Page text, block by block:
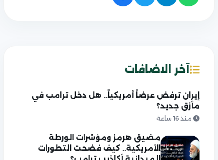
آخر الاضافات
إيران ترفض عرضاً أمريكياً.. هل دخل ترامب في
مأزق جديد؟
منذ 16 ساعة
مضيق هرمز ومؤشرات الورطة
الأمريكية.. كيف فضحت التطورات